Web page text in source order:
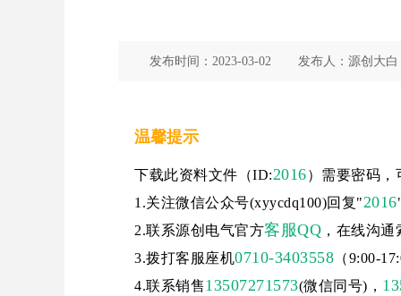
发布时间： 2023-03-02 发布人：源创大白
温馨提示
下载此资料文件（ID:2016）需要密码
1.关注微信公众号(xyycdq100)回复"2016
2.联系源创电气官方客服QQ ，在线沟
3.拨打客服座机0710-3403558 （9:00-
4.联系销售13507271573(微信同号)，